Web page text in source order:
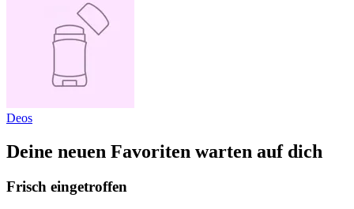
Deos
Deine neuen Favoriten warten auf dich
Frisch eingetroffen